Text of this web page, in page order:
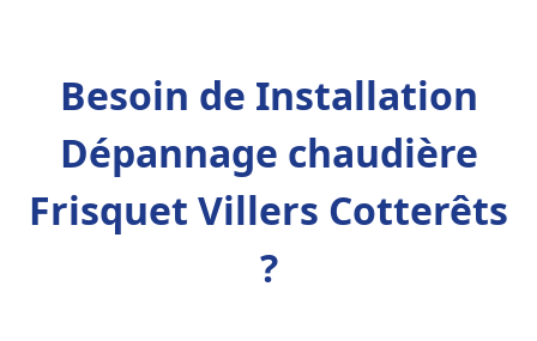
Besoin de Installation
Dépannage chaudière
Frisquet Villers Cotterêts
?